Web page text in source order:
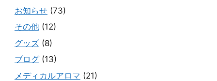
お知らせ (73)
その他 (12)
グッズ (8)
ブログ(13)
メディカルアロマ (21)